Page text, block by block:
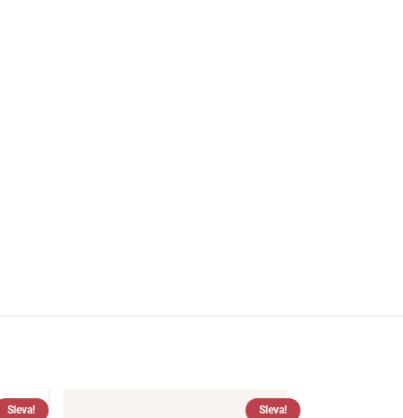
Sleva! Sleva!